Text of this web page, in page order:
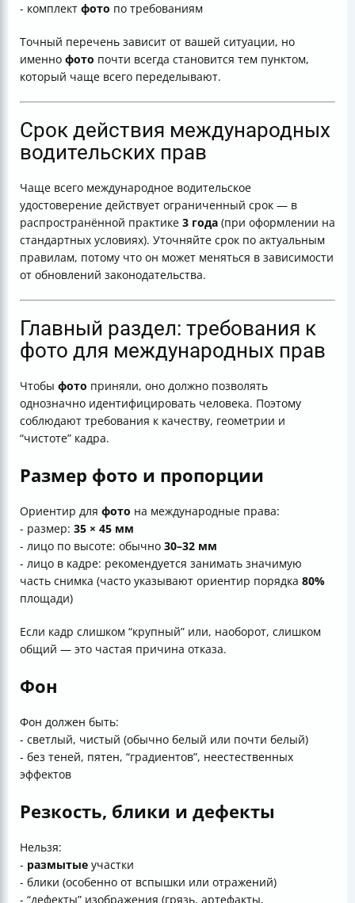
- комплект фото по требованиям
Точный перечень зависит от вашей ситуации, но
именно фото почти всегда становится тем пунктом,
который чаще всего переделывают.
Срок действия международных
водительских прав
Чаще всего международное водительское
удостоверение действует ограниченный срок — в
распространённой практике 3 года (при оформлении на
стандартных условиях). Уточняйте срок по актуальным
правилам, потому что он может меняться в зависимости
от обновлений законодательства.
Главный раздел: требования к
фото для международных прав
Чтобы фото приняли, оно должно позволять
однозначно идентифицировать человека. Поэтому
соблюдают требования к качеству, геометрии и
“чистоте” кадра.
Размер фото и пропорции
Ориентир для фото на международные права:
- размер: 35 × 45 мм
- лицо по высоте: обычно 30–32 мм
- лицо в кадре: рекомендуется занимать значимую
часть снимка (часто указывают ориентир порядка 80%
площади)
Если кадр слишком “крупный” или, наоборот, слишком
общий — это частая причина отказа.
Фон
Фон должен быть:
- светлый, чистый (обычно белый или почти белый)
- без теней, пятен, “градиентов”, неестественных
эффектов
Резкость, блики и дефекты
Нельзя:
- размытые участки
- блики (особенно от вспышки или отражений)
- “дефекты” изображения (грязь, артефакты,